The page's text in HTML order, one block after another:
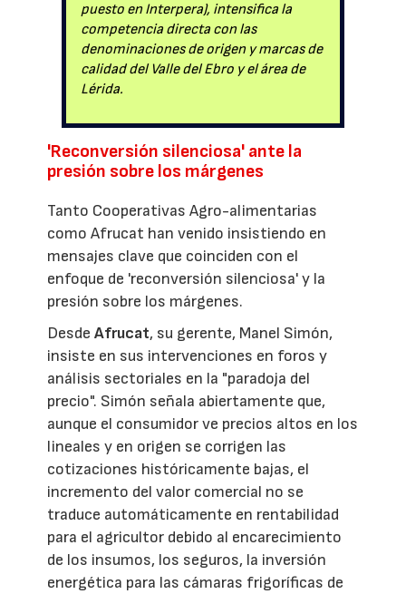
puesto en Interpera), intensifica la
competencia directa con las
denominaciones de origen y marcas de
calidad del Valle del Ebro y el área de
Lérida.
'Reconversión silenciosa' ante la
presión sobre los márgenes
Tanto Cooperativas Agro-alimentarias
como Afrucat han venido insistiendo en
mensajes clave que coinciden con el
enfoque de 'reconversión silenciosa' y la
presión sobre los márgenes.
DesdeAfrucat, su gerente, Manel Simón,
insiste en sus intervenciones en foros y
análisis sectoriales en la "paradoja del
precio". Simón señala abiertamente que,
aunque el consumidor ve precios altos en los
lineales y en origen se corrigen las
cotizaciones históricamente bajas, el
incremento del valor comercial no se
traduce automáticamente en rentabilidad
para el agricultor debido al encarecimiento
de los insumos, los seguros, la inversión
energética para las cámaras frigoríficas de